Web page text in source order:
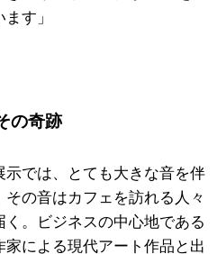
す」
の奇跡
では、とても大きな音を伴
の音はカフェを訪れる人々
。ビジネスの中心地である
による現代アート作品と出